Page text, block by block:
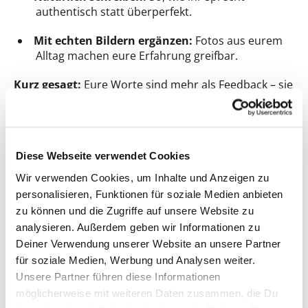
Diese Webseite verwendet Cookies
Wir verwenden Cookies, um Inhalte und Anzeigen zu
personalisieren, Funktionen für soziale Medien anbieten
zu können und die Zugriffe auf unsere Website zu
analysieren. Außerdem geben wir Informationen zu
Deiner Verwendung unserer Website an unsere Partner
für soziale Medien, Werbung und Analysen weiter.
Unsere Partner führen diese Informationen
möglicherweise mit weiteren Daten zusammen, die Du
authentisch statt überperfekt.
Mit echten Bildern ergänzen: Fotos aus eurem
Alltag machen eure Erfahrung greifbar.
Kurz gesagt: Eure Worte sind mehr als Feedback – sie
KI bei Testaktionen: nur minimal und
bewusst nutzen, Echtheit bewahren
Unser Community-Fazit ist klar: Nicht Perfektion
überzeugt, sondern Echtheit. Für uns heißt das:
In unseren Testaktionen sollen echte
Erfahrungen und authentische Inhalte im
Mittelpunkt stehen, KI-generierte Inhalte sehen
wir bewusst kritisch. Gleichzeitig wissen wir,